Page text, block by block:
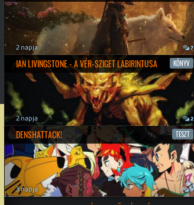
2 napja 7
IAN LIVINGSTONE - A VÉR-SZIGET LABIRINTUSA KÖNYV
2 napja 2
DENSHATTACK! TESZT
3 napja 9